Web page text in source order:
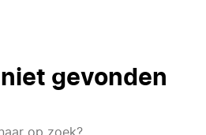
niet gevonden